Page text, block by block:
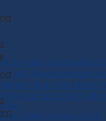
khi đốt vỏ trấu được
là vật liệu rẻ tiền ược
liệu trong phát
loại bỏ các chất ô
thiệu
dụng RHA trong lọc nước